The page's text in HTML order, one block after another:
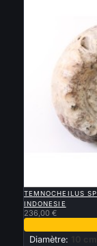
TEMNOCHEILUS
INDONESIE
236,00 €
Diamètre: 10 cm